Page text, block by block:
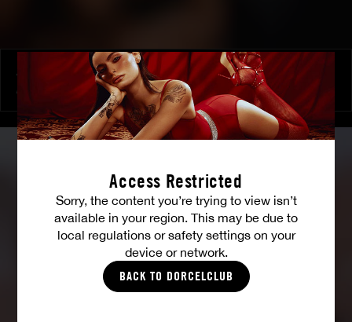
Access Restricted
Sorry, the content you’re trying to view isn’t
available in your region. This may be due to
local regulations or safety settings on your
device or network.
BACK TO DORCELCLUB
Attachez-moi
ANNA POLINA